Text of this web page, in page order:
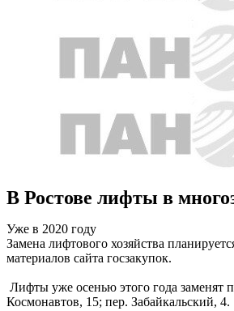
В Ростове лифты в
Уже в 2020 году
Замена лифтового хозяйства
материалов сайта госзакупок.
Лифты уже осенью этого года заменят
Космонавтов, 15; пер. Забайкальский, 4.